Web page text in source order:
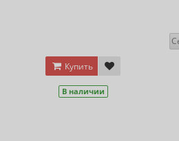
Золотой
Купить